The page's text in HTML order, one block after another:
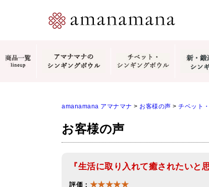
amanamana アマナマナ > お客様の声 > チベット
お客様の声
『生活に取り入れて癒されたいと
評価： ★★★★★